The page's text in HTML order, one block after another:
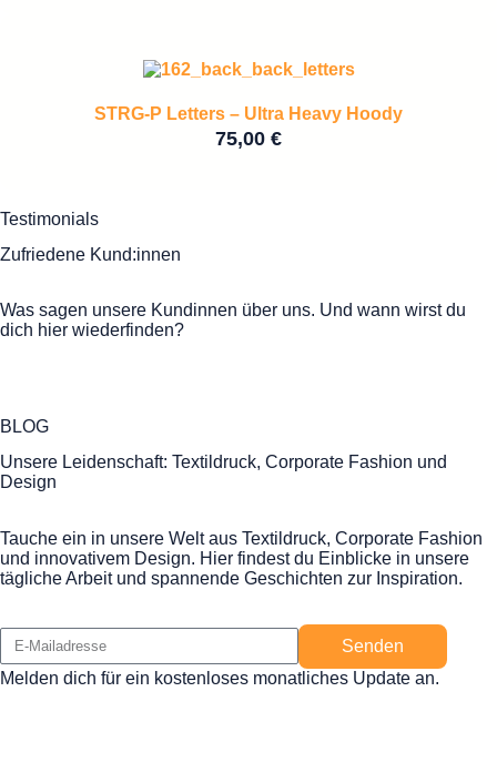
STRG-P Letters – Ultra Heavy Hoody
75,00 €
Testimonials
Zufriedene Kund:innen
Was sagen unsere Kundinnen über uns. Und wann wirst du
dich hier wiederfinden?
BLOG
Unsere Leidenschaft: Textildruck, Corporate Fashion und
Design
Tauche ein in unsere Welt aus Textildruck, Corporate Fashion
und innovativem Design. Hier findest du Einblicke in unsere
tägliche Arbeit und spannende Geschichten zur Inspiration.
Senden
Melden dich für ein kostenloses monatliches Update an.